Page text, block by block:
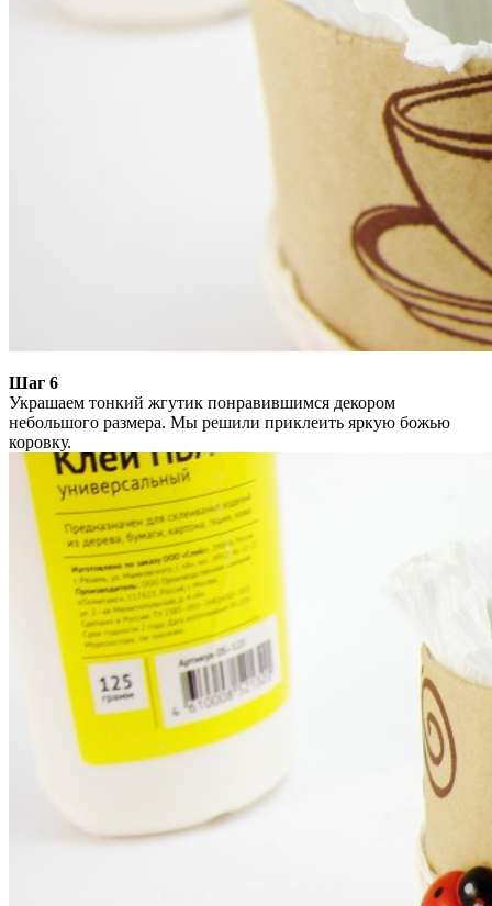
Шаг 6
Украшаем тонкий жгутик понравившимся декором
небольшого размера. Мы решили приклеить яркую божью
коровку.